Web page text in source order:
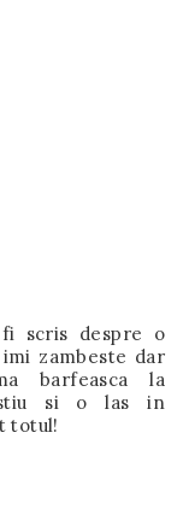
scris despre o
zambeste dar
barfeasca la
stiu si o las in
totul!